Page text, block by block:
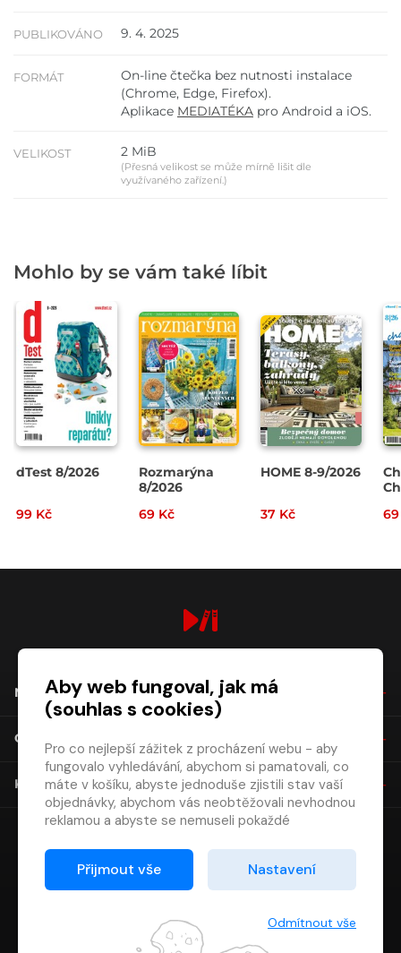
PUBLIKOVÁNO 9. 4. 2025
FORMÁT
On-line čtečka bez nutnosti instalace
(Chrome, Edge, Firefox).
Aplikace MEDIATÉKA pro Android a iOS.
VELIKOST 2 MiB
(Přesná velikost se může mírně lišit dle
využívaného zařízení.)
Mohlo by se vám také líbit
dTest 8/2026
99 Kč
Rozmarýna
8/2026
69 Kč
HOME 8-9/2026
37 Kč
NÁKUP
O SPOLEČNOSTI
KONTAKT
Aby web fungoval, jak má
(souhlas s cookies)
Pro co nejlepší zážitek z procházení webu - aby
fungovalo vyhledávání, abychom si pamatovali, co
máte v košíku, abyste jednoduše zjistili stav vaší
objednávky, abychom vás neobtěžovali nevhodnou
reklamou a abyste se nemuseli pokaždé
Proto od vás potřebujeme souhlas se
zpracováním souborů cookies
Děkujeme, že nám ho dáte a pomůžete nám tak
Přijmout vše Nastavení
Odmítnout vše